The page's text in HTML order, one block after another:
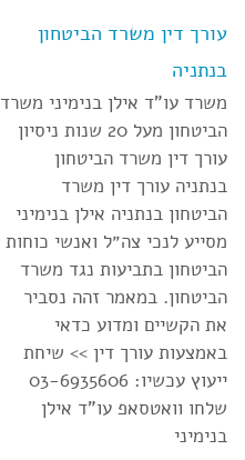
עורך דין משרד הביטחון
בנתניה
משרד עו”ד אילן בנימיני משרד
הביטחון מעל 20 שנות ניסיון
עורך דין משרד הביטחון
בנתניה עורך דין משרד
הביטחון בנתניה אילן בנימיני
מסייע לנכי צה״ל ואנשי כוחות
הביטחון בתביעות נגד משרד
הביטחון. במאמר זהה נסביר
את הקשיים ומדוע כדאי
באמצעות עורך דין >> שיחת
ייעוץ עכשיו: 03-6935606
שלחו וואטסאפ עו”ד אילן
בנימיני